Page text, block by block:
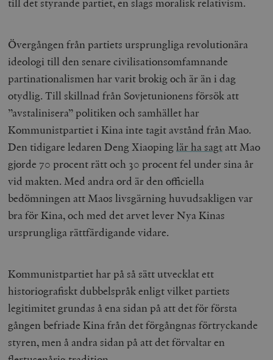
till det styrande partiet, en slags moralisk relativism.
Övergången från partiets ursprungliga revolutionära
ideologi till den senare civilisationsomfamnande
partinationalismen har varit brokig och är än i dag
otydlig. Till skillnad från Sovjetunionens försök att
”avstalinisera” politiken och samhället har
Kommunistpartiet i Kina inte tagit avstånd från Mao.
Den tidigare ledaren Deng Xiaopinglär ha sagt att Mao
gjorde 70 procent rätt och 30 procent fel under sina år
vid makten. Med andra ord är den officiella
bedömningen att Maos livsgärning huvudsakligen var
bra för Kina, och med det arvet lever Nya Kinas
ursprungliga rättfärdigande vidare.
Kommunistpartiet har på så sätt utvecklat ett
historiografiskt dubbelspråk enligt vilket partiets
legitimitet grundas å ena sidan på att det för första
gången befriade Kina från det förgångnas förtryckande
styren, men å andra sidan på att det förvaltar en